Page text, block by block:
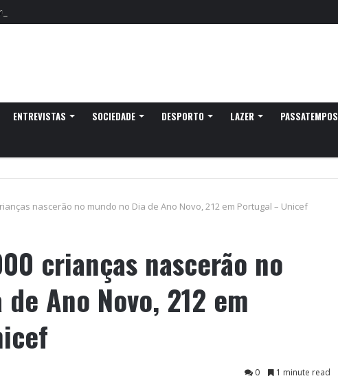
da Ria regressa a Ovar com experiências náuticas e observação de aves
ENTREVISTAS SOCIEDADE DESPORTO LAZER PASSATEMPOS
nascerão no mundo no Dia de Ano Novo, 212 em Portugal – Unicef
crianças nascerão no
Ano Novo, 212 em
0
1 minute read